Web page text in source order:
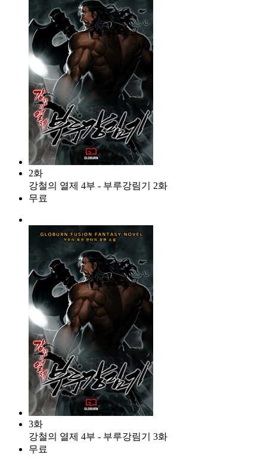
2화
강철의 열제 4부 - 부루강림기 2화
무료
3화
강철의 열제 4부 - 부루강림기 3화
무료